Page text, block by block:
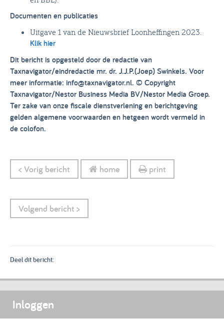
Documenten en publicaties
Uitgave 1 van de Nieuwsbrief Loonheffingen 2023.
Klik hier
Dit bericht is opgesteld door de redactie van
Taxnavigator/eindredactie mr. dr. J.J.P.(Joep) Swinkels. Voor
meer informatie: info@taxnavigator.nl. © Copyright
Taxnavigator/Nestor Business Media BV/Nestor Media Groep.
Ter zake van onze fiscale dienstverlening en berichtgeving
gelden algemene voorwaarden en hetgeen wordt vermeld in
de colofon.
< Vorig bericht home print
Volgend bericht >
Deel dit bericht:
Inloggen